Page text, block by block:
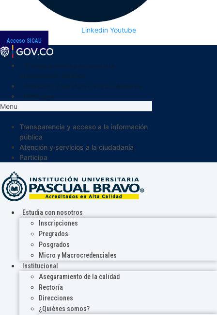
Linkedin Youtube
Acceso SICAU
Menu
Transparencia y acceso a la información
pública
Atención y servicios a la ciudadanía
Participa
Estudia con nosotros
Inscripciones
Pregrados
Posgrados
Micro y Macrocredenciales
Institucional
Aseguramiento de la calidad
Rectoría
Direcciones
¿Quiénes somos?